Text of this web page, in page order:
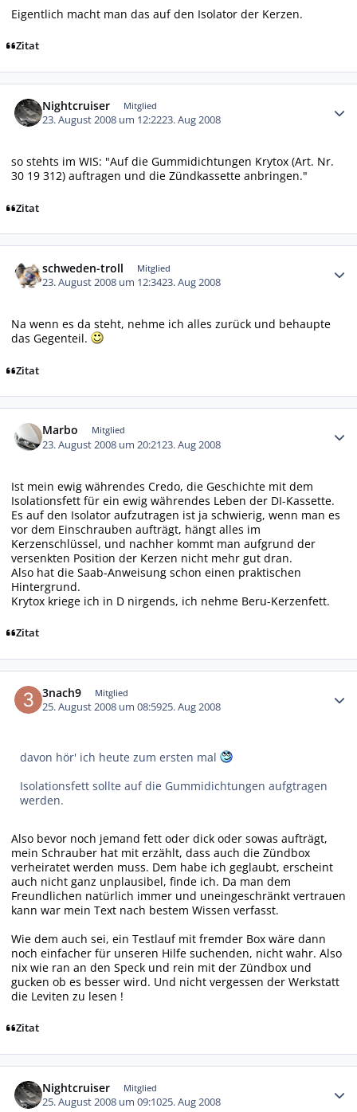
Eigentlich macht man das auf den Isolator der Kerzen.
Zitat
Nightcruiser Mitglied
23. August 2008 um 12:2223. Aug 2008
so stehts im WIS: "Auf die Gummidichtungen Krytox (Art. Nr.
30 19 312) auftragen und die Zündkassette anbringen."
Zitat
schweden-troll Mitglied
23. August 2008 um 12:3423. Aug 2008
Na wenn es da steht, nehme ich alles zurück und behaupte
das Gegenteil.
Zitat
Marbo Mitglied
23. August 2008 um 20:2123. Aug 2008
Ist mein ewig währendes Credo, die Geschichte mit dem
Isolationsfett für ein ewig währendes Leben der DI-Kassette.
Es auf den Isolator aufzutragen ist ja schwierig, wenn man es
vor dem Einschrauben aufträgt, hängt alles im
Kerzenschlüssel, und nachher kommt man aufgrund der
versenkten Position der Kerzen nicht mehr gut dran.
Also hat die Saab-Anweisung schon einen praktischen
Hintergrund.
Krytox kriege ich in D nirgends, ich nehme Beru-Kerzenfett.
Zitat
3nach9 Mitglied
25. August 2008 um 08:5925. Aug 2008
davon hör' ich heute zum ersten mal
Isolationsfett sollte auf die Gummidichtungen aufgtragen
werden.
Also bevor noch jemand fett oder dick oder sowas aufträgt,
mein Schrauber hat mit erzählt, dass auch die Zündbox
verheiratet werden muss. Dem habe ich geglaubt, erscheint
auch nicht ganz unplausibel, finde ich. Da man dem
Freundlichen natürlich immer und uneingeschränkt vertrauen
kann war mein Text nach bestem Wissen verfasst.
Wie dem auch sei, ein Testlauf mit fremder Box wäre dann
noch einfacher für unseren Hilfe suchenden, nicht wahr. Also
nix wie ran an den Speck und rein mit der Zündbox und
gucken ob es besser wird. Und nicht vergessen der Werkstatt
die Leviten zu lesen !
Zitat
Nightcruiser Mitglied
25. August 2008 um 09:1025. Aug 2008